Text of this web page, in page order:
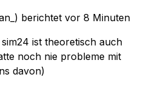
berichtet vor 8 Minuten
ist theoretisch auch
noch nie probleme mit
davon)